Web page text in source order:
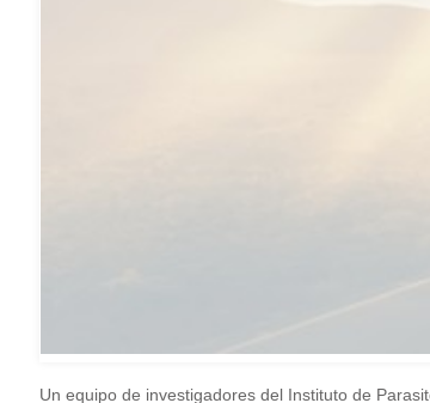
Un equipo de investigadores del Instituto de